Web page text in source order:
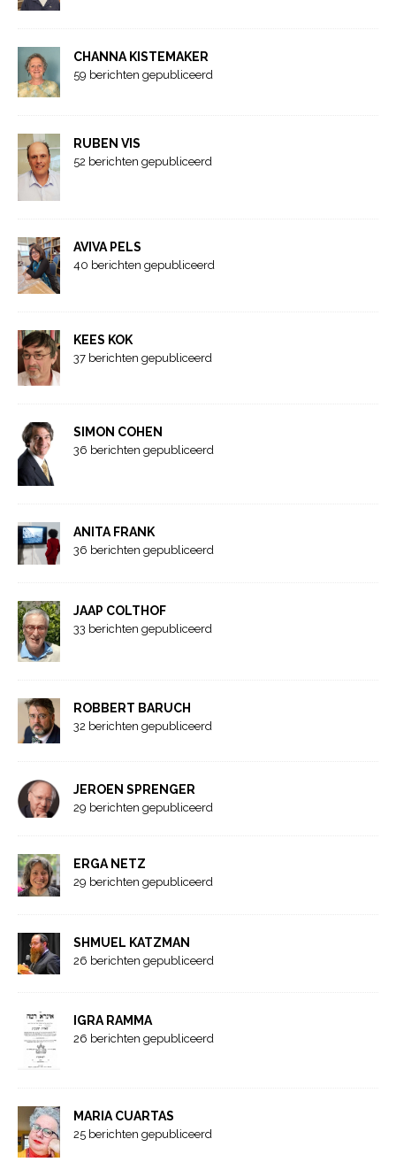
CHANNA KISTEMAKER
59 berichten gepubliceerd
RUBEN VIS
52 berichten gepubliceerd
AVIVA PELS
40 berichten gepubliceerd
KEES KOK
37 berichten gepubliceerd
SIMON COHEN
36 berichten gepubliceerd
ANITA FRANK
36 berichten gepubliceerd
JAAP COLTHOF
33 berichten gepubliceerd
ROBBERT BARUCH
32 berichten gepubliceerd
JEROEN SPRENGER
29 berichten gepubliceerd
ERGA NETZ
29 berichten gepubliceerd
SHMUEL KATZMAN
26 berichten gepubliceerd
IGRA RAMMA
26 berichten gepubliceerd
MARIA CUARTAS
25 berichten gepubliceerd